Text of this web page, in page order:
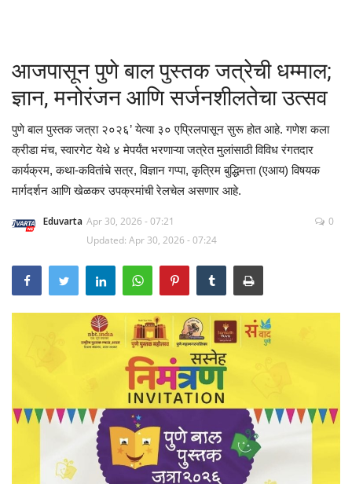
गॅलरी
Language
आजपासून पुणे बाल पुस्तक जत्रेची धम्माल;
ज्ञान, मनोरंजन आणि सर्जनशीलतेचा उत्सव
पुणे बाल पुस्तक जत्रा २०२६’ येत्या ३० एप्रिलपासून सुरू होत आहे. गणेश कला
क्रीडा मंच, स्वारगेट येथे ४ मेपर्यंत भरणाऱ्या जत्रेत मुलांसाठी विविध रंगतदार
कार्यक्रम, कथा-कवितांचे सत्र, विज्ञान गप्पा, कृत्रिम बुद्धिमत्ता (एआय) विषयक
मार्गदर्शन आणि खेळकर उपक्रमांची रेलचेल असणार आहे.
Eduvarta Apr 30, 2026 - 07:21
Updated: Apr 30, 2026 - 07:24
0